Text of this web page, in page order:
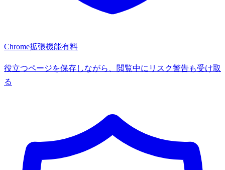
Chrome拡張機能有料
役立つページを保存しながら、閲覧中にリスク警告も受け取
る